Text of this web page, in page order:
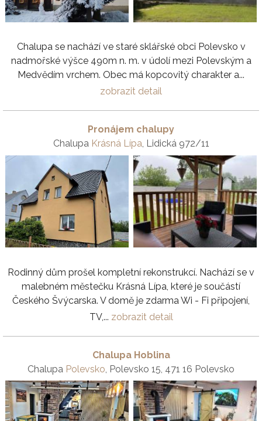
Chalupa se nachází ve staré sklářské obci Polevsko v
nadmořské výšce 490m n. m. v údolí mezi Polevským a
Medvědím vrchem. Obec má kopcovitý charakter a...
zobrazit detail
Pronájem chalupy
Chalupa Krásná Lípa, Lidická 972/11
Rodinný dům prošel kompletní rekonstrukcí. Nachází se v
malebném městečku Krásná Lípa, které je součástí
Českého Švýcarska. V domě je zdarma Wi - Fi připojení,
TV,... zobrazit detail
Chalupa Hoblina
Chalupa Polevsko , Polevsko 15, 471 16 Polevsko